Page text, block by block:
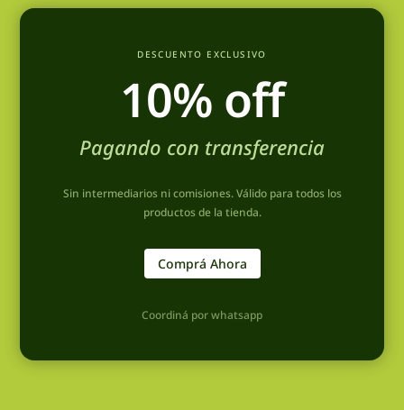
DESCUENTO EXCLUSIVO
10% off
Pagando con transferencia
Sin intermediarios ni comisiones. Válido para todos los
productos de la tienda.
Comprá Ahora
Coordiná por whatsapp